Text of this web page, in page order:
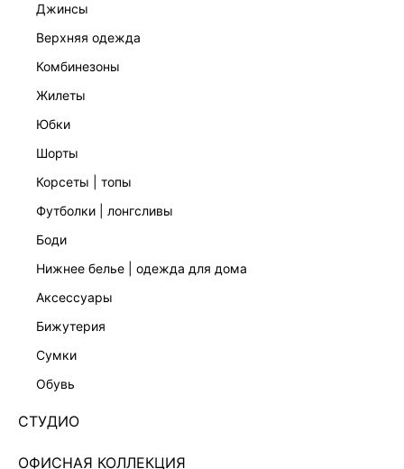
джинсы
верхняя одежда
комбинезоны
жилеты
юбки
шорты
корсеты | топы
футболки | лонгсливы
боди
нижнее белье | одежда для дома
аксессуары
бижутерия
сумки
обувь
СТУДИО
ОФИСНАЯ КОЛЛЕКЦИЯ
ЭКСКЛЮЗИВНО ОНЛАЙН
ДЖИНСОВОЕ ПЛАТЬЕ МИНИ 6254468527-103
Нет в наличии
ЦВЕТ:СИНИЙ